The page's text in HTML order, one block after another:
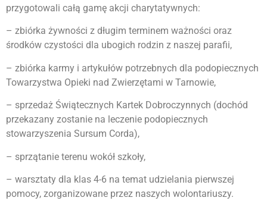
przygotowali całą gamę akcji charytatywnych:
– zbiórka żywności z długim terminem ważności oraz
środków czystości dla ubogich rodzin z naszej parafii,
– zbiórka karmy i artykułów potrzebnych dla podopiecznych
Towarzystwa Opieki nad Zwierzętami w Tarnowie,
– sprzedaż Świątecznych Kartek Dobroczynnych (dochód
przekazany zostanie na leczenie podopiecznych
stowarzyszenia Sursum Corda),
– sprzątanie terenu wokół szkoły,
– warsztaty dla klas 4-6 na temat udzielania pierwszej
pomocy, zorganizowane przez naszych wolontariuszy.